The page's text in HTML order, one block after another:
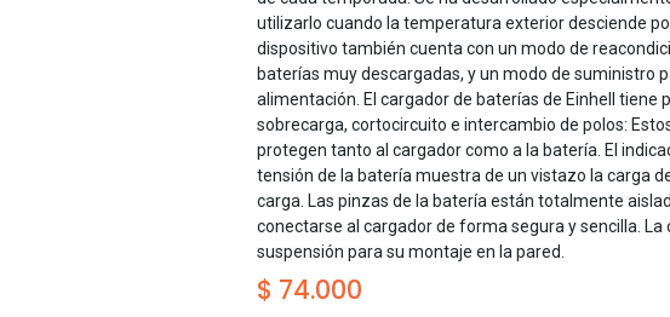
utilizarlo cuando la temperatura exterior desciende por
dispositivo también cuenta con un modo de
baterías muy descargadas, y un modo de suministro
alimentación. El cargador de baterías de Einhell
sobrecarga, cortocircuito e intercambio de polos:
protegen tanto al cargador como a la batería. El
tensión de la batería muestra de un vistazo la carga
carga. Las pinzas de la batería están totalmente
conectarse al cargador de forma segura y sencilla. La
suspensión para su montaje en la pared.
$ 74.000